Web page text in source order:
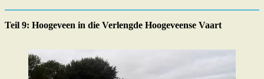
Teil 9: Hoogeveen in die Verlengde Hoogeveense Vaart